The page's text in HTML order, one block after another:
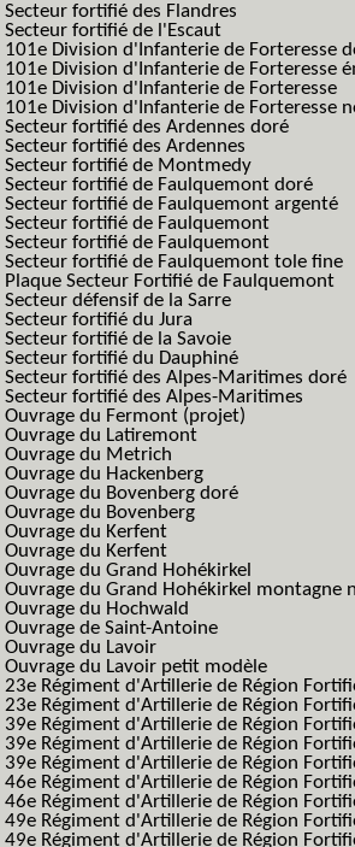
Secteur fortifié des Flandres
Secteur fortifié de l'Escaut
101e Division d'Infanterie de Forteresse
101e Division d'Infanterie de Forteresse
101e Division d'Infanterie de Forteresse
101e Division d'Infanterie de Forteresse
Secteur fortifié des Ardennes doré
Secteur fortifié des Ardennes
Secteur fortifié de Montmedy
Secteur fortifié de Faulquemont doré
Secteur fortifié de Faulquemont argenté
Secteur fortifié de Faulquemont
Secteur fortifié de Faulquemont
Secteur fortifié de Faulquemont tole fine
Plaque Secteur Fortifié de Faulquemont
Secteur défensif de la Sarre
Secteur fortifié du Jura
Secteur fortifié de la Savoie
Secteur fortifié du Dauphiné
Secteur fortifié des Alpes-Maritimes doré
Secteur fortifié des Alpes-Maritimes
Ouvrage du Fermont (projet)
Ouvrage du Latiremont
Ouvrage du Metrich
Ouvrage du Hackenberg
Ouvrage du Bovenberg doré
Ouvrage du Bovenberg
Ouvrage du Kerfent
Ouvrage du Kerfent
Ouvrage du Grand Hohékirkel
Ouvrage du Grand Hohékirkel montagne
Ouvrage du Hochwald
Ouvrage de Saint-Antoine
Ouvrage du Lavoir
Ouvrage du Lavoir petit modèle
23e Régiment d'Artillerie de Région
23e Régiment d'Artillerie de Région
39e Régiment d'Artillerie de Région
39e Régiment d'Artillerie de Région
39e Régiment d'Artillerie de Région
46e Régiment d'Artillerie de Région
46e Régiment d'Artillerie de Région
49e Régiment d'Artillerie de Région
49e Régiment d'Artillerie de Région